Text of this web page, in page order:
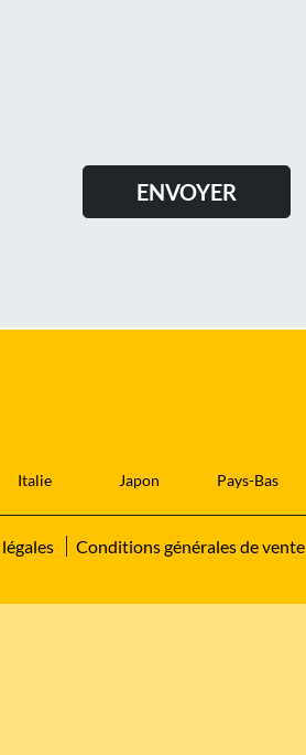
Italie Japon Pays-Bas
Conditions générales de vente